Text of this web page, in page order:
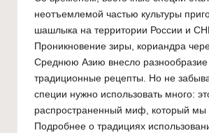
неотъемлемой частью культуры
шашлыка на территории России и
Проникновение зиры, кориандра
Среднюю Азию внесло разнообразие
традиционные рецепты. Но не
специи нужно использовать много:
распространенный миф, который мы
Подробнее о традициях